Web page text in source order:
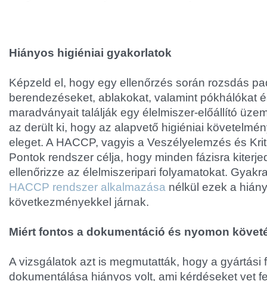
Hiányos higiéniai gyakorlatok
Képzeld el, hogy egy ellenőrzés során rozsdás
berendezéseket, ablakokat, valamint pókhálókat
maradványait találják egy élelmiszer-előállító
az derült ki, hogy az alapvető higiéniai
eleget. A HACCP, vagyis a Veszélyelemzés és
Pontok rendszer célja, hogy minden fázisra
ellenőrizze az élelmiszeripari folyamatokat.
HACCP rendszer alkalmazása nélkül ezek a
következményekkel járnak.
Miért fontos a dokumentáció és nyomon
A vizsgálatok azt is megmutatták, hogy a gyártási
dokumentálása hiányos volt, ami kérdéseket vet